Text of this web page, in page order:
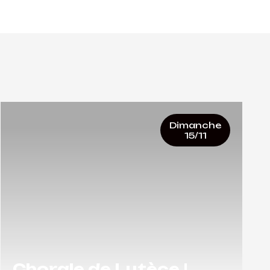
Dimanche
15/11